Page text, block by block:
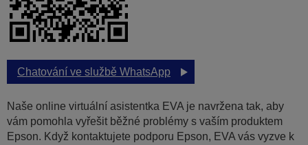
Chatování ve službě WhatsApp
Naše online virtuální asistentka EVA je navržena tak, aby
vám pomohla vyřešit běžné problémy s vaším produktem
Epson. Když kontaktujete podporu Epson, EVA vás vyzve k